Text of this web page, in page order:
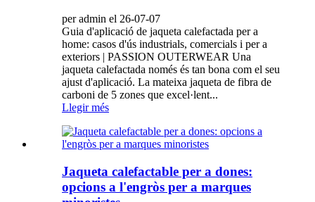
per admin el 26-07-07
Guia d'aplicació de jaqueta calefactada per a
home: casos d'ús industrials, comercials i per a
exteriors | PASSION OUTERWEAR Una
jaqueta calefactada només és tan bona com el seu
ajust d'aplicació. La mateixa jaqueta de fibra de
carboni de 5 zones que excel·lent...
Llegir més
Jaqueta calefactable per a dones:
opcions a l'engròs per a marques